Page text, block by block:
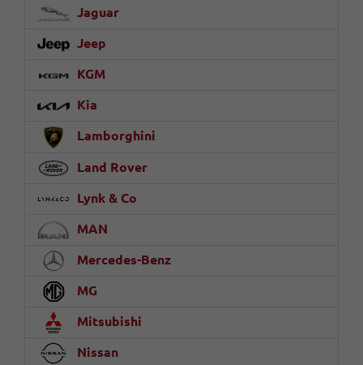
Jaguar
Jeep
KGM
Kia
Lamborghini
Land Rover
Lynk & Co
MAN
Mercedes-Benz
MG
Mitsubishi
Nissan